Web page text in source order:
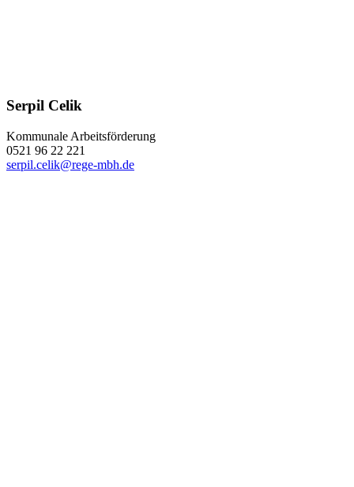
Serpil Celik
Kommunale Arbeitsförderung
0521 96 22 221
serpil.celik@rege-mbh.de